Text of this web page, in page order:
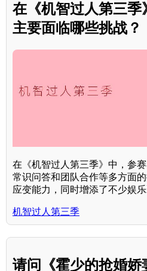
在《机智过人第三季
主要面临哪些挑战？
在《机智过人第三季》中，参
常识问答和团队合作等多方面
应变能力，同时增添了不少娱乐
机智过人第三季
请问《霍少的抢婚娇